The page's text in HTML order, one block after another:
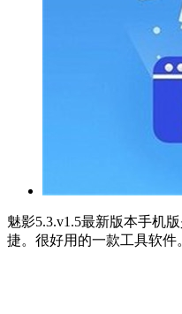
魅影5.3.v1.5最新版本手机
捷。很好用的一款工具软件